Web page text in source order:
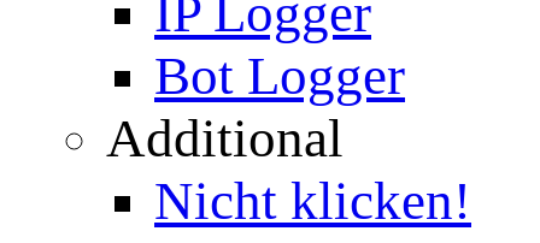
IP Logger
Bot Logger
Additional
Nicht klicken!